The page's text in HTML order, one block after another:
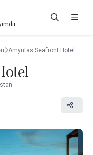
Amyntas Seafront Hotel